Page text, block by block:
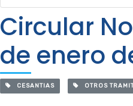
Circular
de enero
CESANTIAS OTROS